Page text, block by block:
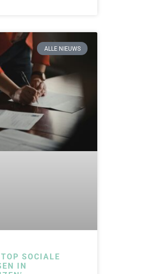
ALLE NIEUWS
SOCIALE
IN